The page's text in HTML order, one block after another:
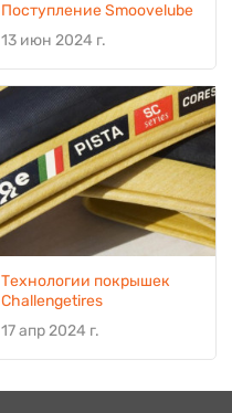
Поступление Smoovelube
13 июн 2024 г.
Технологии покрышек
Challengetires
17 апр 2024 г.